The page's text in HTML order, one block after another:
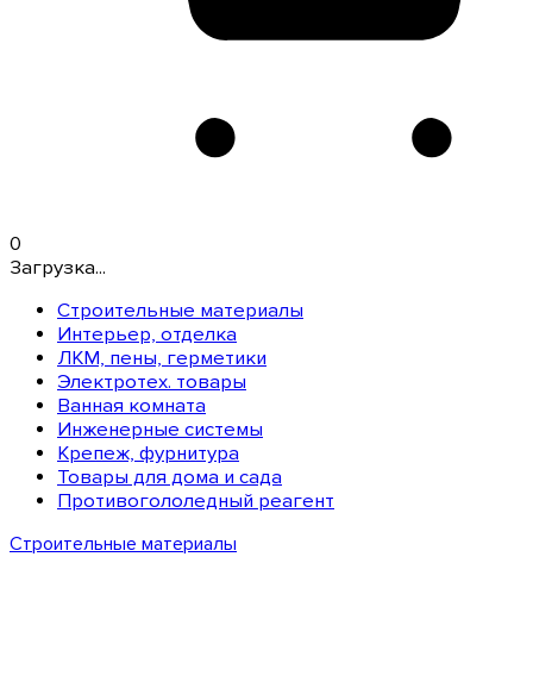
0
Загрузка...
Строительные материалы
Интерьер, отделка
ЛКМ, пены, герметики
Электротех. товары
Ванная комната
Инженерные системы
Крепеж, фурнитура
Товары для дома и сада
Противогололедный реагент
Строительные материалы